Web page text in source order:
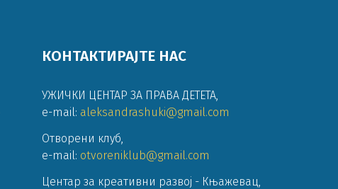
КОНТАКТИРАЈТЕ НАС
УЖИЧКИ ЦЕНТАР ЗА ПРАВА ДЕТЕТА,
e-mail: aleksandrashuki@gmail.com
Отворени клуб
e-mail: otvoreniklub@gmail.com
Центар за креативни развој - Књажевац